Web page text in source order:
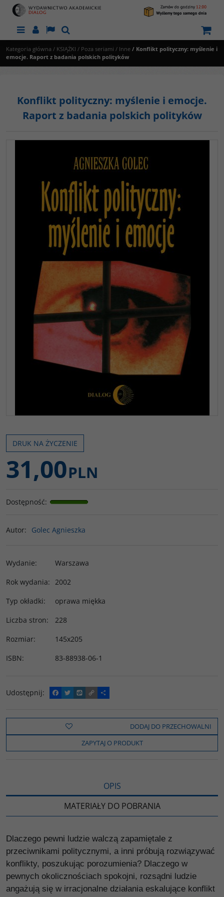
MenuPanelLangSzukaj
Kategoria główna / KSIĄŻKI / Poza seriami / Inne / Konflikt polityczny: myślenie i
emocje. Raport z badania polskich polityków
Konflikt polityczny: myślenie i emocje.
Raport z badania polskich polityków
DRUK NA ŻYCZENIE
31,00PLN
Dostępność:
Autor: Golec Agnieszka
Wydanie:
Warszawa
Rok wydania: 2002
Typ okładki:
oprawa miękka
Liczba stron:
228
Rozmiar:
145x205
ISBN: 83-88938-06-1
Udostępnij:
F
a
e
o
k
T
w
t
t
e
W
y
o
C
o
y
i
n
k
P
o
z
e
l
s
DODAJ DO PRZECHOWALNI
ZAPYTAJ O PRODUKT
OPIS
MATERIAŁY DO POBRANIA
Dlaczego pewni ludzie walczą zapamiętale z
przeciwnikami politycznymi, a inni próbują rozwiązywać
konflikty, poszukując porozumienia? Dlaczego w
pewnych okolicznościach spokojni, rozsądni ludzie
angażują się w irracjonalne działania eskalujące konflikt